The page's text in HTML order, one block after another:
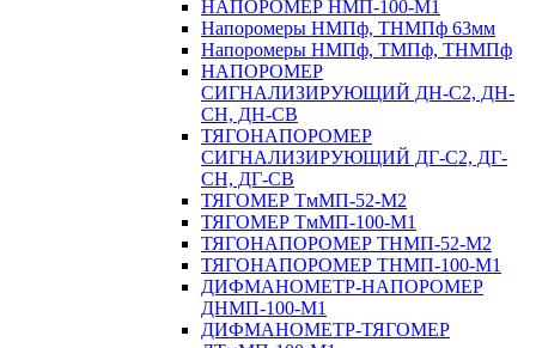
НАПОРОМЕР НМП-100-М1
Напоромеры НМПф, ТНМПф 63мм
Напоромеры НМПф, ТМПф, ТНМПф
НАПОРОМЕР
СИГНАЛИЗИРУЮЩИЙ ДН-С2, ДН-
СН, ДН-СВ
ТЯГОНАПОРОМЕР
СИГНАЛИЗИРУЮЩИЙ ДГ-С2, ДГ-
СН, ДГ-СВ
ТЯГОМЕР ТмМП-52-М2
ТЯГОМЕР ТмМП-100-М1
ТЯГОНАПОРОМЕР ТНМП-52-М2
ТЯГОНАПОРОМЕР ТНМП-100-М1
ДИФМАНОМЕТР-НАПОРОМЕР
ДНМП-100-М1
ДИФМАНОМЕТР-ТЯГОМЕР